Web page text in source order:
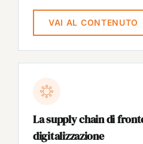
VAI AL CONTENUTO
La supply chain di
digitalizzazione